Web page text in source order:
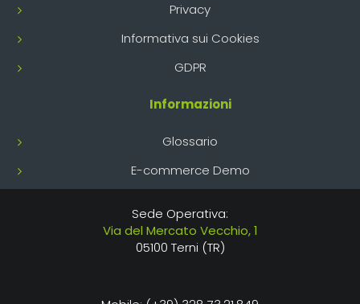
Privacy
Informativa sui Cookies
GDPR
Informazioni
Glossario
E-commerce Demo
Sede Operativa:
Via del Mercato Vecchio, 1
05100 Terni (TR)